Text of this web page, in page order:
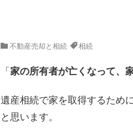
不動産売却と相続 相続
「 家の所有者が亡くなって、
遺産相続で家を取得するため
と思います。